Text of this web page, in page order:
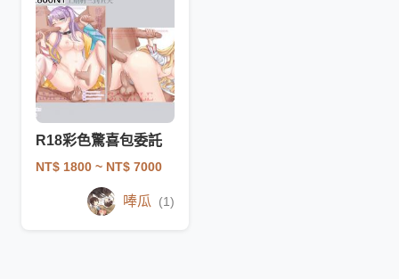
R18彩色驚喜包委託
NT$ 1800 ~ NT$ 7000
唪瓜 (1)